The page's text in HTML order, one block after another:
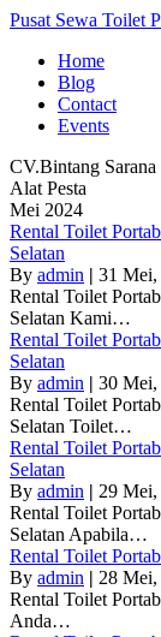
Pusat Sewa Toilet
Home
Blog
Contact
Events
CV.Bintang Sarana
Alat Pesta
Mei 2024
Rental Toilet
Selatan
By admin | 31 Mei,
Rental Toilet
Selatan Kami…
Rental Toilet
Selatan
By admin | 30 Mei,
Rental Toilet
Selatan Toilet…
Rental Toilet
Selatan
By admin | 29 Mei,
Rental Toilet
Selatan Apabila…
Rental Toilet
By admin | 28 Mei,
Rental Toilet
Anda…